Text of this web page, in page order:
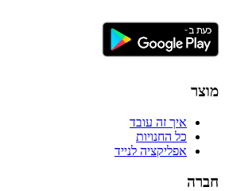
מוצר
איך זה עובד
כל החנויות
אפליקציה לנייד
חברה